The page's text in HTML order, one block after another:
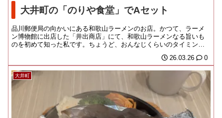
大井町の「のりや食堂」でAセット
品川郵便局の向かいにある和歌山ラーメンのお店。かつて、ラーメ
ン博物館に出店した「井出商店」にて、和歌山ラーメンなる旨いも
のを初めて知った私です。ちょうど、おんなじくらいのタイミング
26.03.26 0
大井町